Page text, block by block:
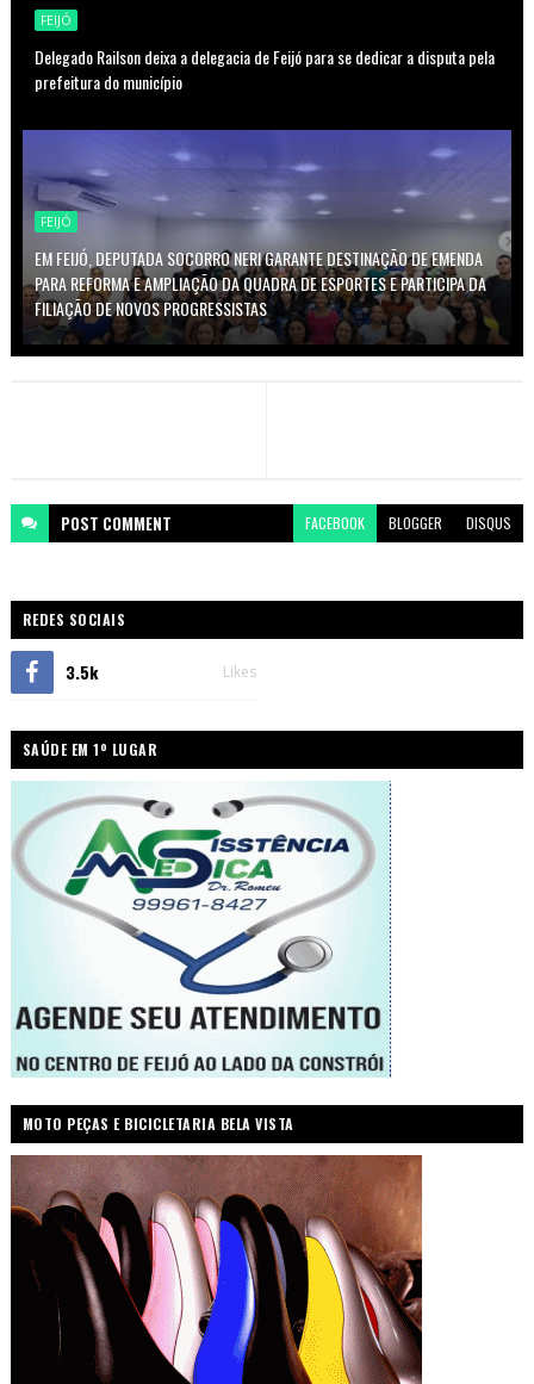
FEIJÓ
Delegado Railson deixa a delegacia de Feijó para se dedicar a disputa pela
prefeitura do município
FEIJÓ
EM FEIJÓ, DEPUTADA SOCORRO NERI GARANTE DESTINAÇÃO DE EMENDA
PARA REFORMA E AMPLIAÇÃO DA QUADRA DE ESPORTES E PARTICIPA DA
FILIAÇÃO DE NOVOS PROGRESSISTAS
POST COMMENT FACEBOOK BLOGGER DISQUS
REDES SOCIAIS
3.5k Likes
SAÚDE EM 1º LUGAR
MOTO PEÇAS E BICICLETARIA BELA VISTA